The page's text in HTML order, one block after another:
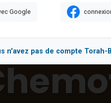
don pour 5 enfants déjà orphelins
don pour Reloger Rivka, 6 enfants,
groupe sur Zoom
sur WhatsApp
sur WhatsApp
Google
n'avez pas de compte Torah-